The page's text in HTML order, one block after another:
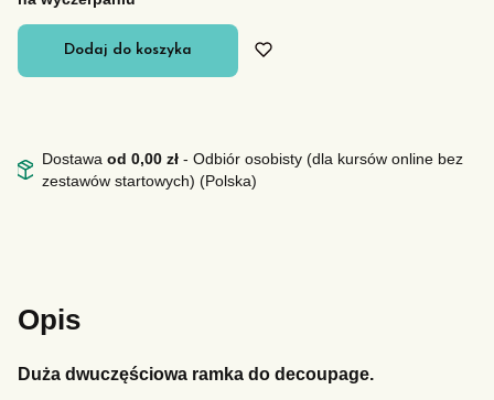
Dodaj do koszyka
Dostawa od 0,00 zł - Odbiór osobisty (dla kursów online bez
zestawów startowych) (Polska)
Opis
Duża dwuczęściowa ramka do decoupage.